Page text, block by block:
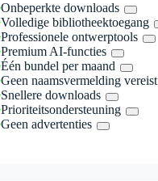
Onbeperkte downloads
Volledige bibliotheektoegang
Professionele ontwerptools
Premium AI-functies
Één bundel per maand
Geen naamsvermelding vereist
Snellere downloads
Prioriteitsondersteuning
Geen advertenties